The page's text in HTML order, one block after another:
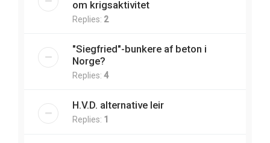
om krigsaktivitet
Replies: 2
"Siegfried"-bunkere af beton i
Norge?
Replies: 4
H.V.D. alternative leir
Replies: 1